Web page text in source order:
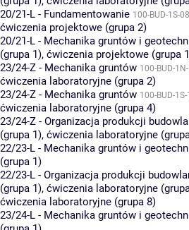
20/21-L - Fundamentowanie 100-BUD-1S-
ćwiczenia projektowe (grupa 2)
20/21-L - Mechanika gruntów i
(grupa 1), ćwiczenia projektowe (grupa
23/24-Z - Mechanika gruntów 100-BUD-
ćwiczenia laboratoryjne (grupa 2)
23/24-Z - Mechanika gruntów 100-BUD-
ćwiczenia laboratoryjne (grupa 4)
23/24-Z - Organizacja produkcji
(grupa 1), ćwiczenia laboratoryjne
22/23-L - Mechanika gruntów i
(grupa 1)
22/23-L - Organizacja produkcji
(grupa 1), ćwiczenia laboratoryjne
ćwiczenia laboratoryjne (grupa 8)
23/24-L - Mechanika gruntów i